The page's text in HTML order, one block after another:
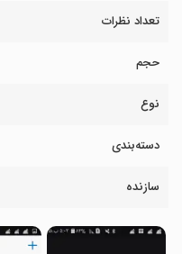
تعداد نظرات
حجم
نوع
دسته‌بندی
سازنده